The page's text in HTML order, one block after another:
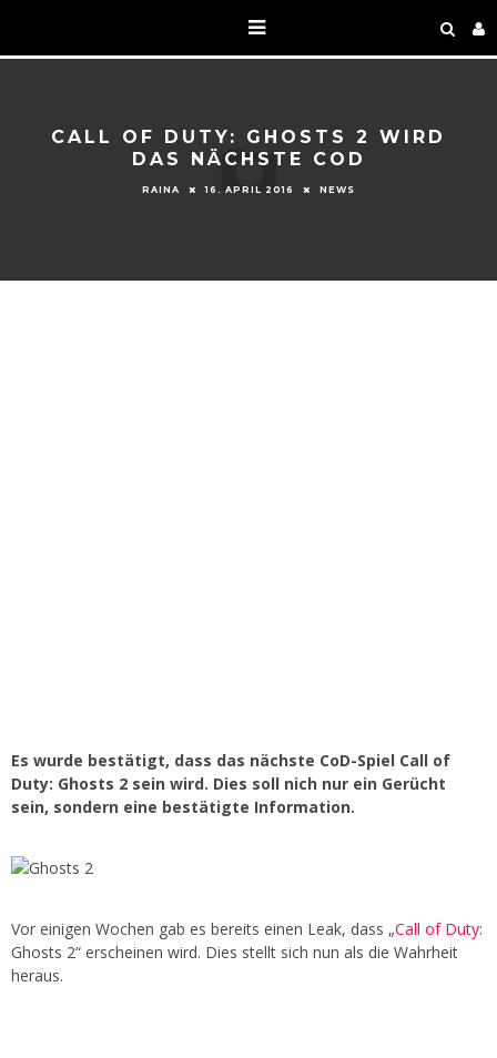
CALL OF DUTY: GHOSTS 2 WIRD
DAS NÄCHSTE COD
RAINA 16. APRIL 2016 NEWS
Es wurde bestätigt, dass das nächste CoD-Spiel Call of
Duty: Ghosts 2 sein wird. Dies soll nich nur ein Gerücht
sein, sondern eine bestätigte Information.
Vor einigen Wochen gab es bereits einen Leak, dass „Call of Duty:
Ghosts 2“ erscheinen wird. Dies stellt sich nun als die Wahrheit
heraus.